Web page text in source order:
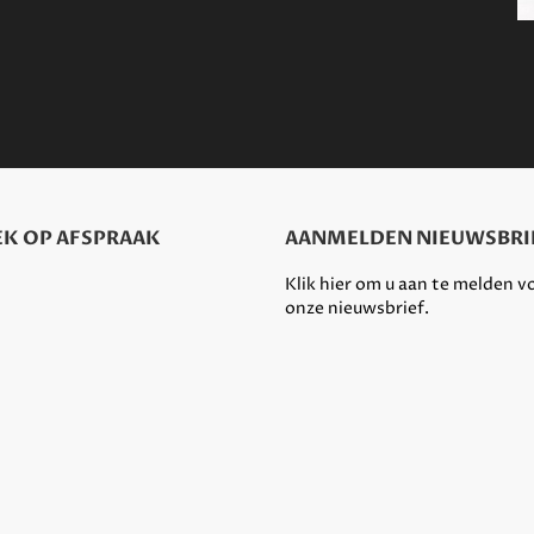
OP AFSPRAAK AANMELDEN
Klik hier om u aan te melden
onze nieuwsbrief.